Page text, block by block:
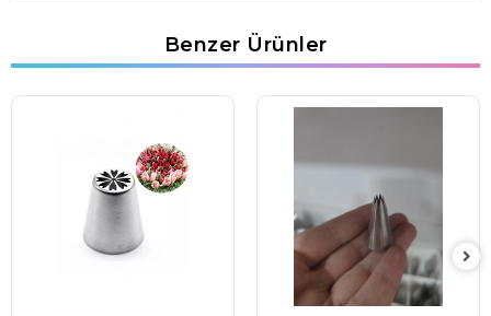
Benzer Ürünler